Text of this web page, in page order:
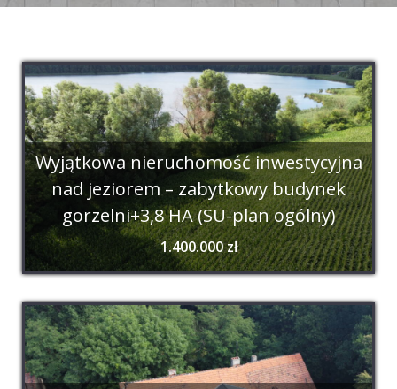
Wyjątkowa nieruchomość inwestycyjna
nad jeziorem – zabytkowy budynek
gorzelni+3,8 HA (SU-plan ogólny)
1.400.000 zł